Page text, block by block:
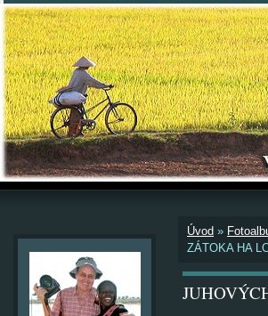
Úvod »
ZÁTOKA HA